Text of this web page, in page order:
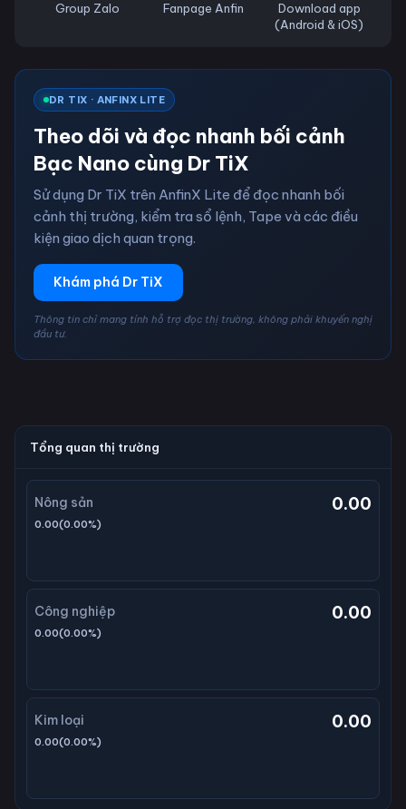
Group Zalo Fanpage Anfin
Download app
(Android & iOS)
DR TIX · ANFINX LITE
Theo dõi và đọc nhanh bối cảnh
Bạc Nano cùng Dr TiX
Sử dụng Dr TiX trên AnfinX Lite để đọc nhanh bối
cảnh thị trường, kiểm tra sổ lệnh, Tape và các điều
kiện giao dịch quan trọng.
Khám phá Dr TiX
Thông tin chỉ mang tính hỗ trợ đọc thị trường, không phải khuyến nghị
đầu tư.
Tổng quan thị trường
Nông sản 0.00
0.00(0.00%)
Công nghiệp 0.00
0.00(0.00%)
Kim loại 0.00
0.00(0.00%)